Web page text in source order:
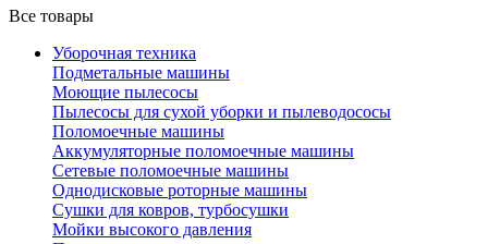
Все товары
Уборочная техника
Подметальные машины
Моющие пылесосы
Пылесосы для сухой уборки и пылеводососы
Поломоечные машины
Аккумуляторные поломоечные машины
Сетевые поломоечные машины
Однодисковые роторные машины
Сушки для ковров, турбосушки
Мойки высокого давления